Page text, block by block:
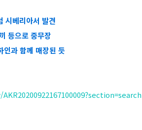
시베리아서 발견
등으로 중무장
인과 함께 매장된 듯